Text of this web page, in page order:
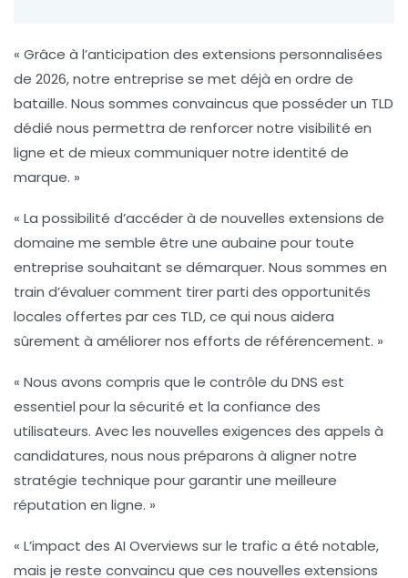
« Grâce à l’anticipation des extensions personnalisées
de 2026, notre entreprise se met déjà en ordre de
bataille. Nous sommes convaincus que posséder un TLD
dédié nous permettra de renforcer notre visibilité en
ligne et de mieux communiquer notre identité de
marque. »
« La possibilité d’accéder à de nouvelles extensions de
domaine me semble être une aubaine pour toute
entreprise souhaitant se démarquer. Nous sommes en
train d’évaluer comment tirer parti des opportunités
locales offertes par ces TLD, ce qui nous aidera
sûrement à améliorer nos efforts de référencement. »
« Nous avons compris que le contrôle du DNS est
essentiel pour la sécurité et la confiance des
utilisateurs. Avec les nouvelles exigences des appels à
candidatures, nous nous préparons à aligner notre
stratégie technique pour garantir une meilleure
réputation en ligne. »
« L’impact des AI Overviews sur le trafic a été notable,
mais je reste convaincu que ces nouvelles extensions